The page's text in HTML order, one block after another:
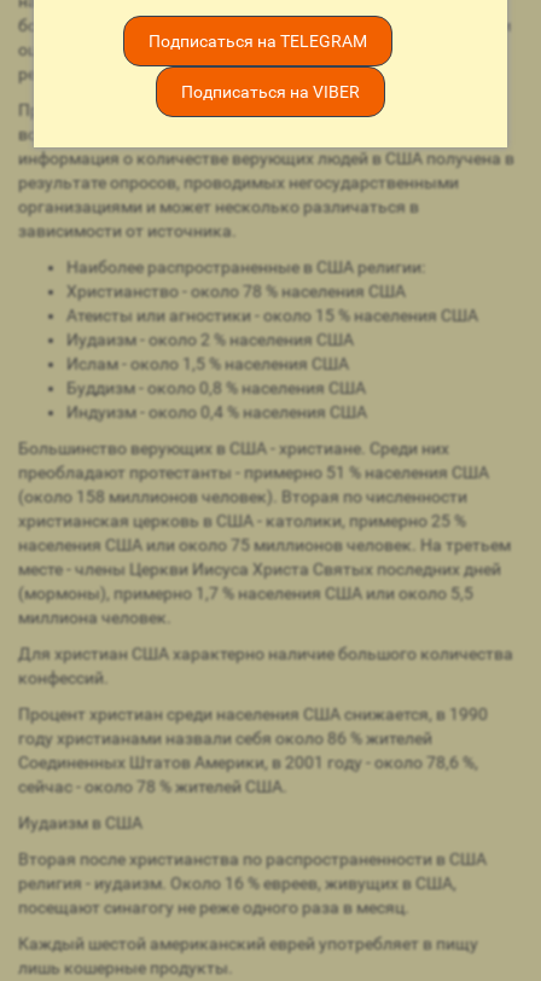
Подписаться на TELEGRAM
Подписаться на VIBER
больше, чем в большинстве развитых стран мира. По разным
оценкам, от 21 до 41 % жителей США посещают церковь не
реже, чем раз в неделю.
При проведении государственных переписей населения США
вопрос о религиозной принадлежности не задается, поэтому
информация о количестве верующих людей в США получена в
результате опросов, проводимых негосударственными
организациями и может несколько различаться в
зависимости от источника.
Наиболее распространенные в США религии:
Христианство - около 78 % населения США
Атеисты или агностики - около 15 % населения США
Иудаизм - около 2 % населения США
Ислам - около 1,5 % населения США
Буддизм - около 0,8 % населения США
Индуизм - около 0,4 % населения США
Большинство верующих в США - христиане. Среди них
преобладают протестанты - примерно 51 % населения США
(около 158 миллионов человек). Вторая по численности
христианская церковь в США - католики, примерно 25 %
населения США или около 75 миллионов человек. На третьем
месте - члены Церкви Иисуса Христа Святых последних дней
(мормоны), примерно 1,7 % населения США или около 5,5
миллиона человек.
Для христиан США характерно наличие большого количества
конфессий.
Процент христиан среди населения США снижается, в 1990
году христианами назвали себя около 86 % жителей
Соединенных Штатов Америки, в 2001 году - около 78,6 %,
сейчас - около 78 % жителей США.
Иудаизм в США
Вторая после христианства по распространенности в США
религия - иудаизм. Около 16 % евреев, живущих в США,
посещают синагогу не реже одного раза в месяц.
Каждый шестой американский еврей употребляет в пищу
лишь кошерные продукты.